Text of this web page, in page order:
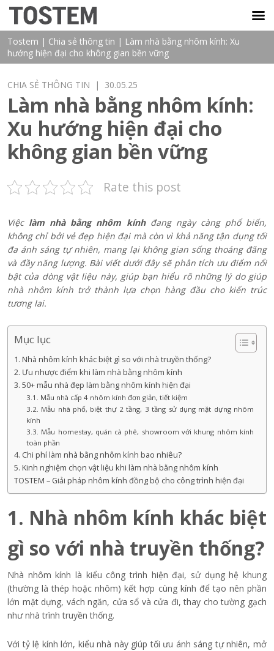
Tostem | Chia sẻ thông tin | Làm nhà bằng nhôm kính: Xu
hướng hiện đại cho không gian bền vững
CHIA SẺ THÔNG TIN | 30.05.25
Làm nhà bằng nhôm kính:
Xu hướng hiện đại cho
không gian bền vững
Rate this post
Việc làm nhà bằng nhôm kínhđang ngày càng phổ biến,
không chỉ bởi vẻ đẹp hiện đại mà còn vì khả năng tận dụng tối
đa ánh sáng tự nhiên, mang lại không gian sống thoáng đãng
và đầy năng lượng. Bài viết dưới đây sẽ phân tích ưu điểm nổi
bật của dòng vật liệu này, giúp bạn hiểu rõ những lý do giúp
nhà nhôm kính trở thành lựa chọn hàng đầu cho kiến trúc
tương lai.
Mục lục
1. Nhà nhôm kính khác biệt gì so với nhà truyền thống?
2. Ưu nhược điểm khi làm nhà bằng nhôm kính
3. 50+ mẫu nhà đẹp làm bằng nhôm kính hiện đại
3.1. Mẫu nhà cấp 4 nhôm kính đơn giản, tiết kiệm
3.2. Mẫu nhà phố, biệt thự 2 tầng, 3 tầng sử dụng mặt dựng nhôm
kính
3.3. Mẫu homestay, quán cà phê, showroom với khung nhôm kính
toàn phần
4. Chi phí làm nhà bằng nhôm kính bao nhiêu?
5. Kinh nghiệm chọn vật liệu khi làm nhà bằng nhôm kính
TOSTEM – Giải pháp nhôm kính đồng bộ cho công trình hiện đại
1. Nhà nhôm kính khác biệt
gì so với nhà truyền thống?
Nhà nhôm kính là kiểu công trình hiện đại, sử dụng hệ khung
(thường là thép hoặc nhôm) kết hợp cùng kính để tạo nên phần
lớn mặt dựng, vách ngăn, cửa sổ và cửa đi, thay cho tường gạch
như nhà trình truyền thống.
Với tỷ lệ kính lớn, kiểu nhà này giúp tối ưu ánh sáng tự nhiên, mở
TOSTEM VIỆT NAM